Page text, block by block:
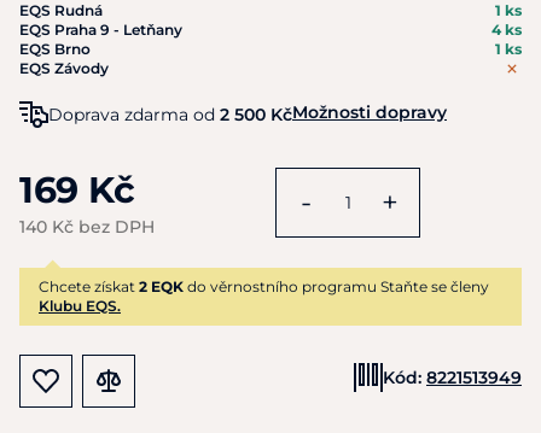
EQS Rudná
1 ks
EQS Praha 9 - Letňany
4 ks
EQS Brno
1 ks
EQS Závody
Doprava zdarma od 2 500 KčMožnosti dopravy
169 Kč
140 Kč bez DPH
- +
Chcete získat 2 EQK do věrnostního programu Staňte se členy
Klubu EQS.
Kód: 8221513949